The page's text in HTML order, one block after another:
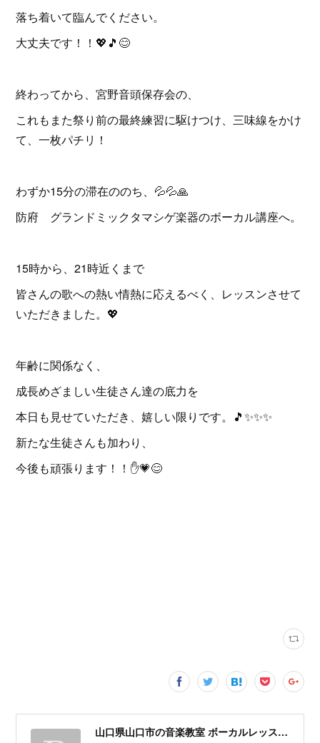
落ち着いて臨んでください。
大丈夫です！！💖🎵😊
終わってから、宮野音頭保存会の、
これもまた祭り前の最終練習に駆けつけ、三味線をかけ
て、一枚パチリ！
わずか15分の滞在ののち、💦💦🙏
防府 グランドミックタマシゲ楽器のボーカル講座へ。
15時から、21時近くまで
皆さんの歌への熱い情熱に応えるべく、レッスンさせて
いただきました。💖
年齢に関係なく、
成長めざましい生徒さん達の底力を
本日も見せていただき、嬉しい限りです。🎵✨✨✨
新たな生徒さんも加わり、
今後も頑張ります！！✋️💗😊
山口県山口市の音楽教室 ボーカルレッスン | ローズ芸術アカデミー